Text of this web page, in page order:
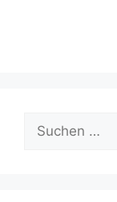
Suche
nach: